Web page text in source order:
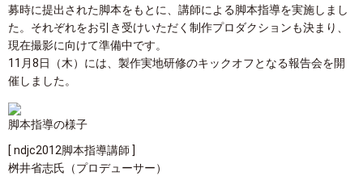
募時に提出された脚本をもとに、講師による脚本指導を実施しまし
た。それぞれをお引き受けいただく制作プロダクションも決まり、
現在撮影に向けて準備中です。
11月8日（木）には、製作実地研修のキックオフとなる報告会を開
催しました。
脚本指導の様子
[ ndjc2012脚本指導講師 ]
桝井省志氏（プロデューサー）